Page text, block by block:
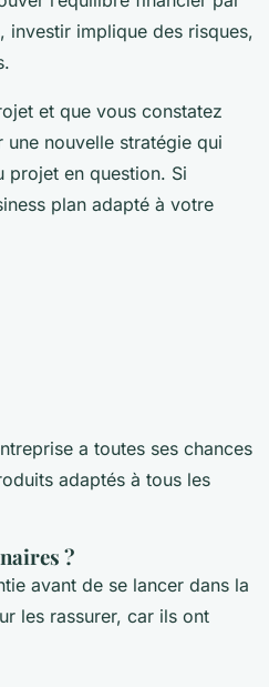
investir implique des risques,
et que vous constatez
nouvelle stratégie qui
projet en question. Si
plan adapté à votre
a toutes ses chances
adaptés à tous les
?
avant de se lancer dans la
les rassurer, car ils ont